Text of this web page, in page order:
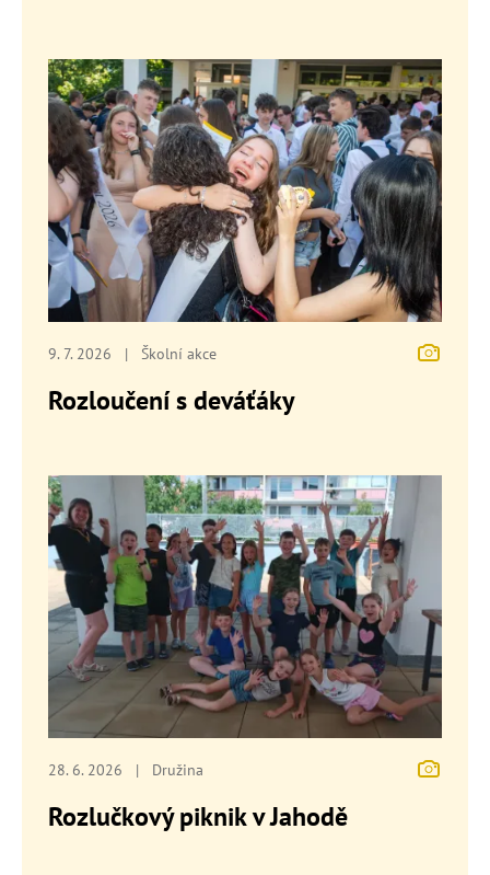
9. 7. 2026 | Školní akce
Rozloučení s deváťáky
28. 6. 2026 | Družina
Rozlučkový piknik v Jahodě